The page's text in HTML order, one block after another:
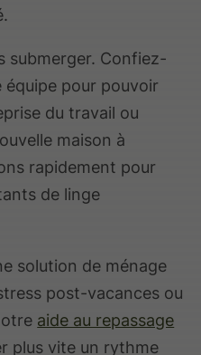
submerger. Confiez-
pour pouvoir
du travail ou
maison à
rapidement pour
de linge
solution de ménage
post-vacances ou
aide au repassage
plus vite un rythme